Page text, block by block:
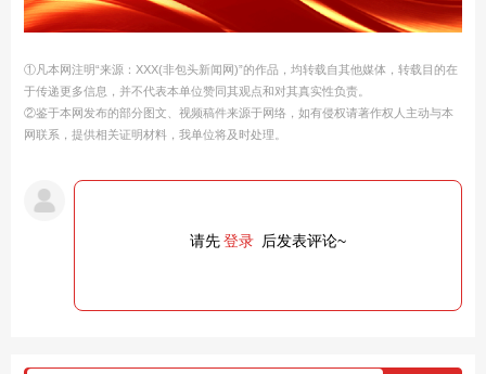
①凡本网注明“来源：XXX(非包头新闻网)”的作品，均转载自其他媒体，转载目的在
于传递更多信息，并不代表本单位赞同其观点和对其真实性负责。
②鉴于本网发布的部分图文、视频稿件来源于网络，如有侵权请著作权人主动与本
网联系，提供相关证明材料，我单位将及时处理。
请先登录 后发表评论~